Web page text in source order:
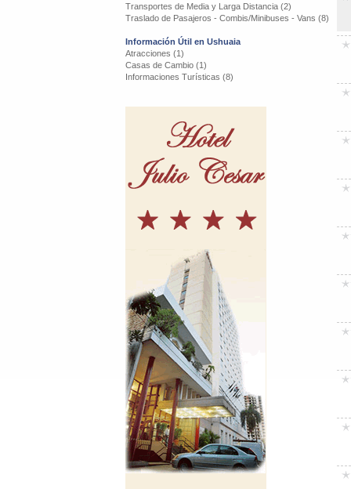
Transportes de Media y Larga Distancia (2)
Traslado de Pasajeros - Combis/Minibuses - Vans (8)
Información Útil en Ushuaia
Atracciones (1)
Casas de Cambio (1)
Informaciones Turísticas (8)